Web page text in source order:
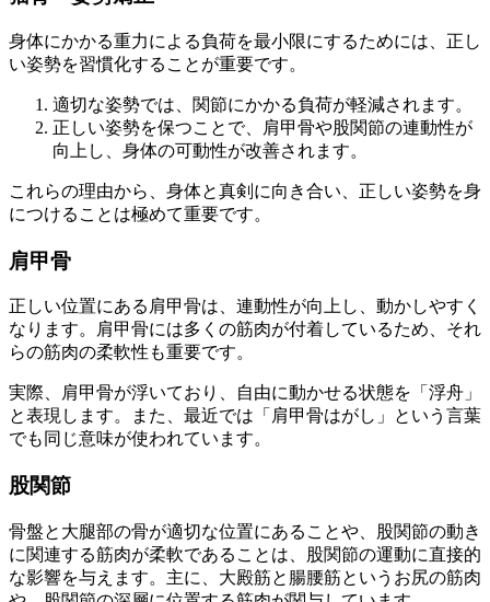
身体にかかる重力による負荷を最小限にするためには、正し
い姿勢を習慣化することが重要です。
適切な姿勢では、関節にかかる負荷が軽減されます。
正しい姿勢を保つことで、肩甲骨や股関節の連動性が
向上し、身体の可動性が改善されます。
これらの理由から、身体と真剣に向き合い、正しい姿勢を身
につけることは極めて重要です。
肩甲骨
正しい位置にある肩甲骨は、連動性が向上し、動かしやすく
なります。肩甲骨には多くの筋肉が付着しているため、それ
らの筋肉の柔軟性も重要です。
実際、肩甲骨が浮いており、自由に動かせる状態を「浮舟」
と表現します。また、最近では「肩甲骨はがし」という言葉
でも同じ意味が使われています。
股関節
骨盤と大腿部の骨が適切な位置にあることや、股関節の動き
に関連する筋肉が柔軟であることは、股関節の運動に直接的
な影響を与えます。主に、大殿筋と腸腰筋というお尻の筋肉